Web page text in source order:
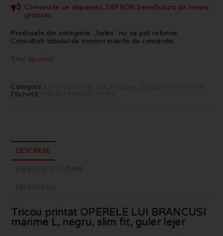
Comenzile ce depasesc 349 RON beneficiaza de livrare
gratuita.
Produsele din categoria „Sales” nu se pot returna.
Consultati tabelul de marimi inainte de comanda.
Stoc epuizat
Categorii:
Etichetă:
DESCRIERE
Tricou printat OPERELE LUI BRANCUSI
marime L, negru, slim fit, guler lejer